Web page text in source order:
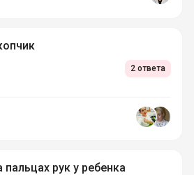
2 ответа
рук у ребенка